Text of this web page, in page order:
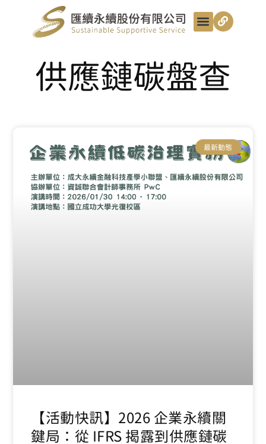
供應鏈碳盤查
最新動態
【活動快訊】2026 企業永續關
鍵局：從 IFRS 揭露到供應鏈碳